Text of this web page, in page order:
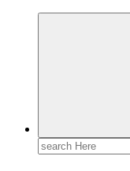
Search
for: